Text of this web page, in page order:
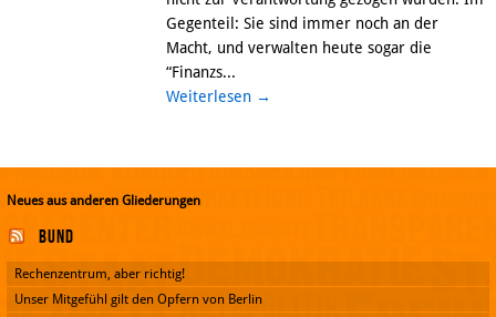
Gegenteil: Sie sind immer noch an der
Macht, und verwalten heute sogar die
“Finanzs...
Weiterlesen →
Neues aus anderen Gliederungen
Bund
Rechenzentrum, aber richtig!
Unser Mitgefühl gilt den Opfern von Berlin